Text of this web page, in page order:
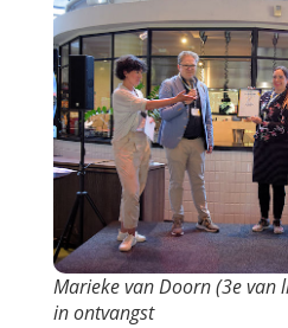
Marieke van Doorn (3e van
in ontvangst